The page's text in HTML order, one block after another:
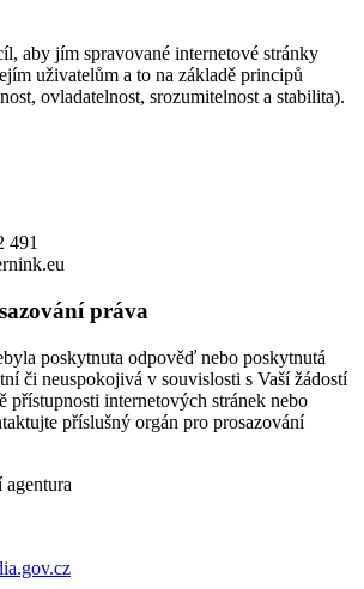
aby jím spravované internetové stránky
uživatelům a to na základě principů
ovladatelnost, srozumitelnost a stabilita).
491
práva
poskytnuta odpověď nebo poskytnutá
či neuspokojivá v souvislosti s Vaší žádostí
přístupnosti internetových stránek nebo
příslušný orgán pro prosazování